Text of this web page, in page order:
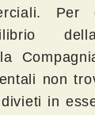
Per
non
in